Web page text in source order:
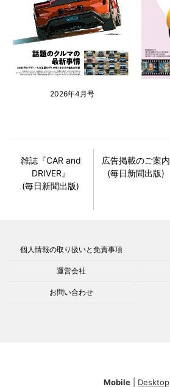
2026年4月号
雑誌『CAR and
DRIVER』
(毎日新聞出版)
広告掲載のご案内
(毎日新聞出版)
個人情報の取り扱いと免責事項
運営会社
お問い合わせ
Mobile Desktop